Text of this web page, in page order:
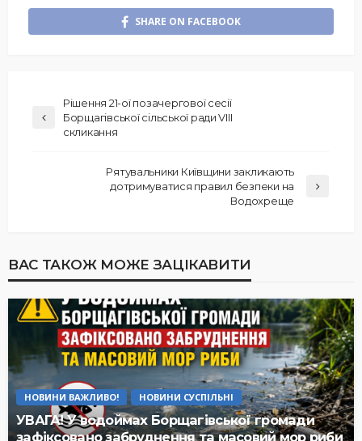
SHARE ON FACEBOOK
Рішення 21-ої позачергової сесії
Борщагівської сільської ради VIII
скликання
Рятувальники Київщини закликають
дотримуватися правил безпеки на
Водохреще
ВАС ТАКОЖ МОЖЕ ЗАЦІКАВИТИ
НОВИНИ ВАЖЛИВО! НОВИНИ СУСПІЛЬНІ
УВАГА! У водоймах Борщагівської громади
зафіксовано забруднення та масовий мор риби